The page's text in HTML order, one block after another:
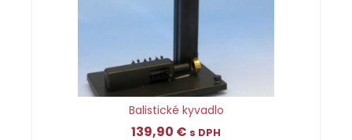
Balistické kyvadlo
139,90 € s DPH